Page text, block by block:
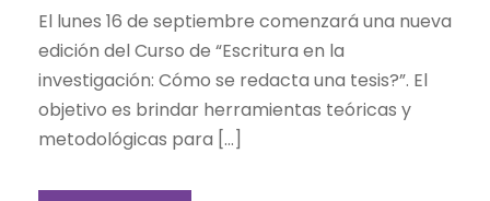
El lunes 16 de septiembre comenzará una nueva
edición del Curso de “Escritura en la
investigación: Cómo se redacta una tesis?”. El
objetivo es brindar herramientas teóricas y
metodológicas para […]